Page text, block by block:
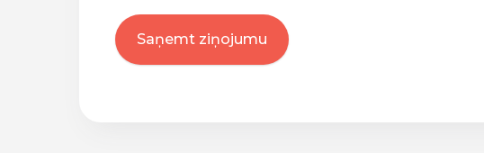
Saņemt ziņojumu